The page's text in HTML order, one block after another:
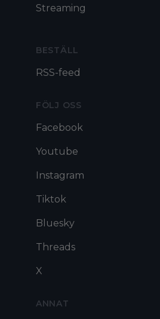
Streaming
BESTÄLL
RSS-feed
FÖLJ OSS
Facebook
Youtube
Instagram
Tiktok
Bluesky
Threads
X
ANNAT